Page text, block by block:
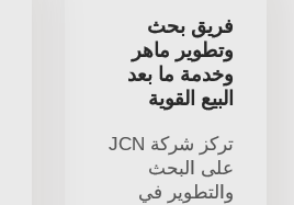
فريق بحث
وتطوير ماهر
وخدمة ما بعد
البيع القوية
تركز شركة JCN
على البحث
والتطوير في